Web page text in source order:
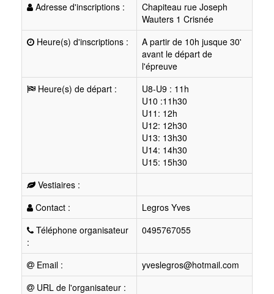
Adresse d'inscriptions :
Chapiteau rue Joseph
Wauters 1 Crisnée
Heure(s) d'inscriptions :
A partir de 10h jusque 30'
avant le départ de
l'épreuve
Heure(s) de départ :
U8-U9 : 11h
U10 :11h30
U11: 12h
U12: 12h30
U13: 13h30
U14: 14h30
U15: 15h30
Vestiaires :
Contact :
Legros Yves
Téléphone organisateur
:
0495767055
Email :
yveslegros@hotmail.com
URL de l'organisateur :